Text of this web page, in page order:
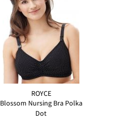
ROYCE
Blossom Nursing Bra Polka
Dot